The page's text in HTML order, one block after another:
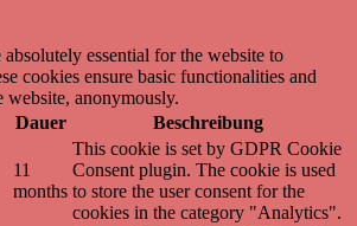
absolutely essential for the website to
cookies ensure basic functionalities and
website, anonymously.
Dauer Beschreibung
11
months
This cookie is set by GDPR Cookie
Consent plugin. The cookie is used
to store the user consent for the
cookies in the category "Analytics".